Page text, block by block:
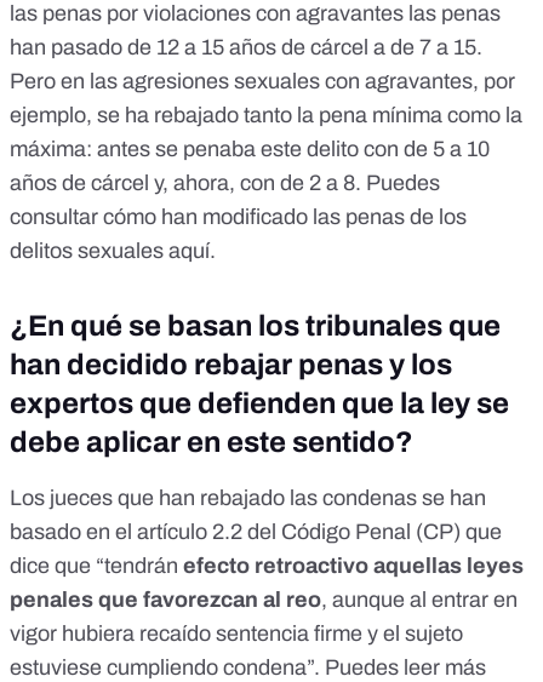
las penas por violaciones con agravantes las penas
han pasado de 12 a 15 años de cárcel a de 7 a 15.
Pero en las agresiones sexuales con agravantes, por
ejemplo, se ha rebajado tanto la pena mínima como la
máxima: antes se penaba este delito con de 5 a 10
años de cárcel y, ahora, con de 2 a 8. Puedes
consultar cómo han modificado las penas de los
delitos sexuales aquí.
¿En qué se basan los tribunales que
han decidido rebajar penas y los
expertos que defienden que la ley se
debe aplicar en este sentido?
Los jueces que han rebajado las condenas se han
basado en el artículo 2.2 del Código Penal (CP) que
dice que “tendrán efecto retroactivo aquellas leyes
penales que favorezcan al reo, aunque al entrar en
vigor hubiera recaído sentencia firme y el sujeto
estuviese cumpliendo condena”. Puedes leer más